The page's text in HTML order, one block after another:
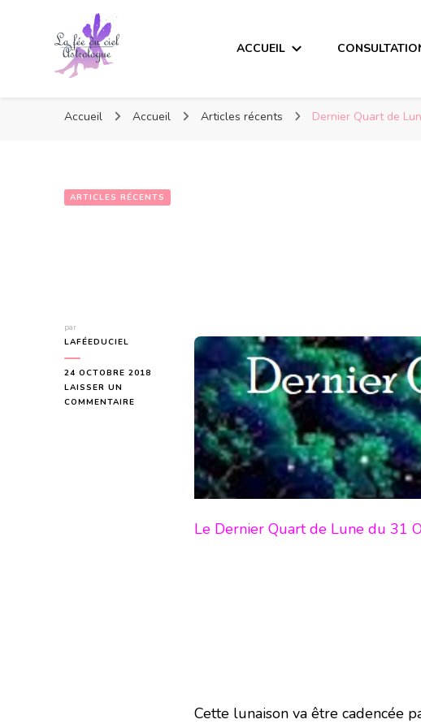
ACCUEIL
Accueil Accueil Articles récents Dernier Quart de
ARTICLES RÉCENTS
par
LAFÉEDUCIEL
24 OCTOBRE 2018
LAISSER UN
COMMENTAIRE
Le Dernier Quart de Lune du 31
Cette lunaison va être cadencée